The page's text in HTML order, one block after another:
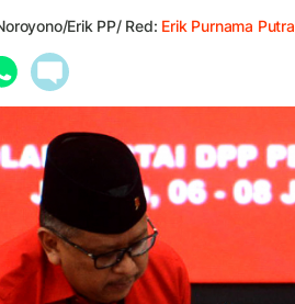
Erik PP/ Red: Erik Purnama Putra